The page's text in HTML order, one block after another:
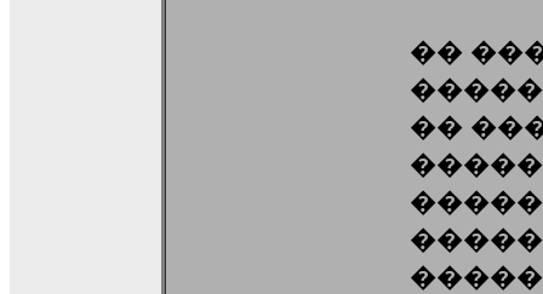
��
��